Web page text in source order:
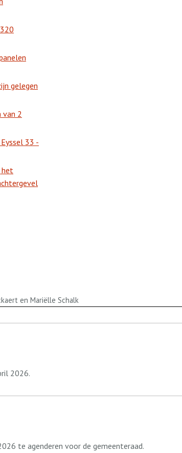
gelegen
van 2
33 -
het
en Mariëlle Schalk
2026.
te agenderen voor de gemeenteraad.